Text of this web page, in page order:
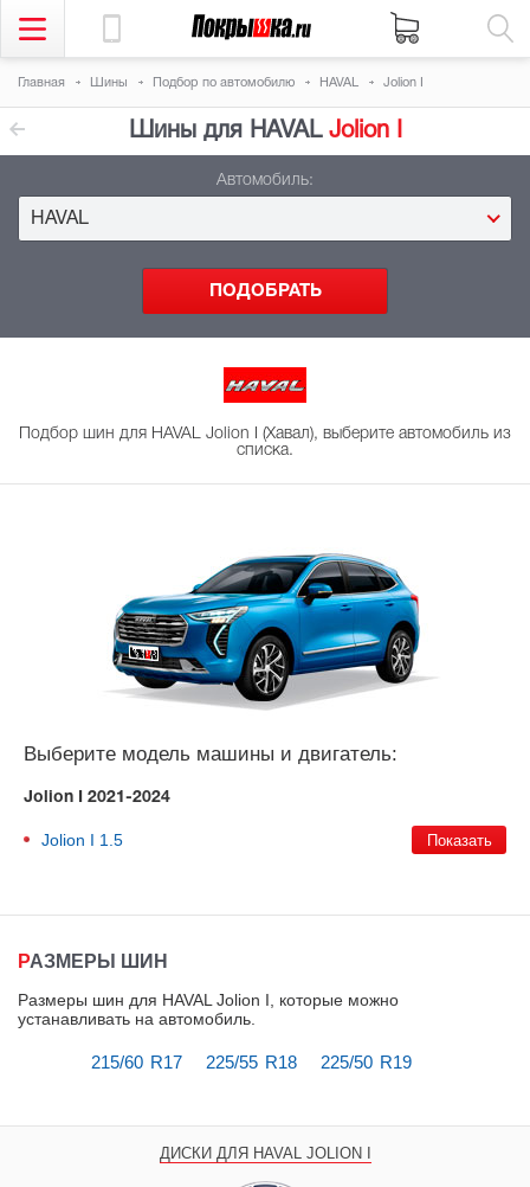
Главная Шины Подбор по автомобилю HAVAL Jolion I
Шины для HAVAL Jolion I
Автомобиль:
HAVAL
Подбор шин для HAVAL Jolion I (Хавал), выберите автомобиль из
списка.
Выберите модель машины и двигатель:
Jolion I 2021-2024
Jolion I 1.5
РАЗМЕРЫ ШИН
Размеры шин для HAVAL Jolion I, которые можно
устанавливать на автомобиль
215/60 R17 225/55 R18 225/50 R19
ДИСКИ ДЛЯ HAVAL JOLION I